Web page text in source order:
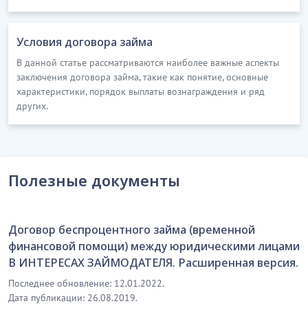
образом), не делать доступной любым третьим
собственной выгоды или иных целей, не связанных
с исполнением настоящего договора,
конфиденциальную информацию другой Стороны.
договору, Стороны несут ответственность в
соответствии с условиями настоящего договора, а в
не урегулированной части, - в соответствии с
действующим законодательством Республики
Казахстан.
Условия договора займа
В данной статье рассматриваются наиболее важные аспекты
заключения договора займа, такие как понятие, основные
характеристики, порядок выплаты вознаграждения и ряд
других.
Полезные документы
Договор беспроцентного займа (временной
финансовой помощи) между юридическими лицами
В ИНТЕРЕСАХ ЗАЙМОДАТЕЛЯ. Расширенная версия.
Последнее обновление: 12.01.2022.
Дата публикации: 26.08.2019.